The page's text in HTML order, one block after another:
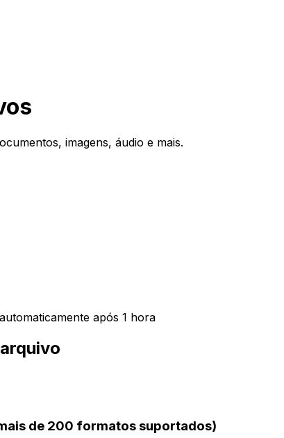
imagens, áudio e mais.
após 1 hora
de 200 formatos suportados)